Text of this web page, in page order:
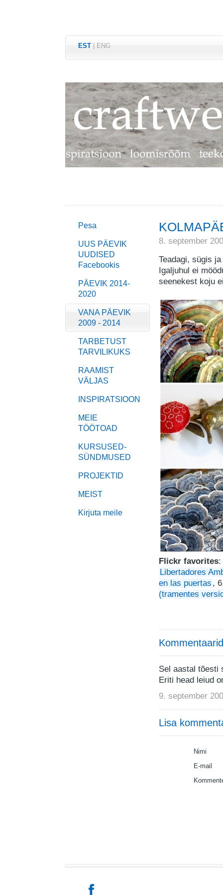
EST ENG
Pesa
UUS PÄEVIK
UUDISED
Facebookis
PÄEVIK 2014-
2020
VANA PÄEVIK
2009 - 2014
TARBETUST
TARVILIKUKS
RAAMIST
VÄLJAS
INSPIRATSIOON
MEIE
TÖÖTOAD
KURSUSED-
SÜNDMUSED
PROJEKTID
MEIST
Kirjuta meile
8. september
Teadagi, sügis
Igaljuhul ei
seenekest koju
Flickr favorites
Libertadores
en las puertas ,
(tramentes
Sel aastal tõesti
Eriti head leiud
9. september
Lisa
Nimi
E-mail